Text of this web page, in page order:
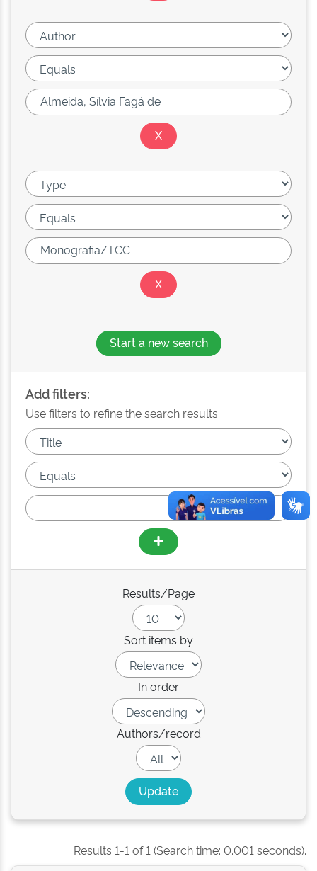
Start a new search
Add filters:
Use filters to refine the search results.
Results/Page
Sort items by
In order
Authors/record
Results 1-1 of 1 (Search time: 0.001 seconds).